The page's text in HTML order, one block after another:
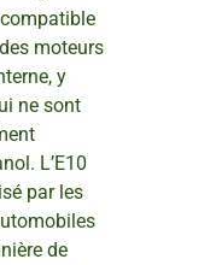
moteurs
y
ne sont
L’E10
par les
de